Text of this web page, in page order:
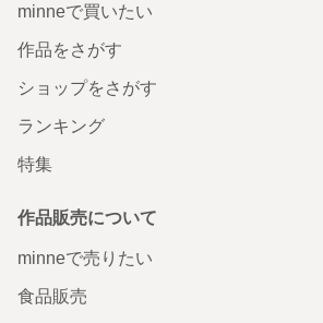
minneで買いたい
作品をさがす
ショップをさがす
ランキング
特集
作品販売について
minneで売りたい
食品販売